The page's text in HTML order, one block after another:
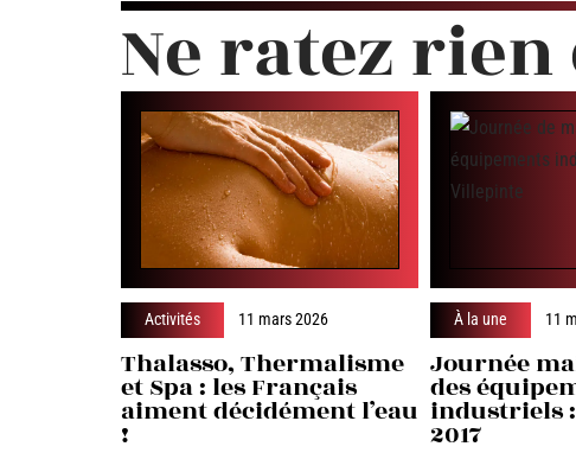
Ne ratez
Activités 11 mars 2026
Thalasso, Thermalisme
et Spa : les Français
aiment décidément l’eau
!
À la une 11
Journée
des
industriels
2017